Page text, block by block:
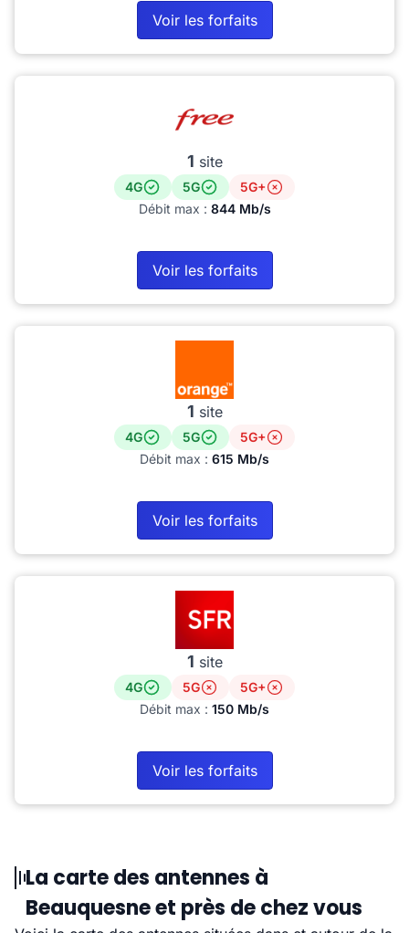
Voir les forfaits
1 site
4G 5G
5G+
Débit max : 844 Mb/s
Voir les forfaits
1 site
4G 5G
5G+
Débit max : 615 Mb/s
Voir les forfaits
1 site
4G 5G
5G+
Débit max : 150 Mb/s
Voir les forfaits
La carte des antennes à
Beauquesne et près de chez vous